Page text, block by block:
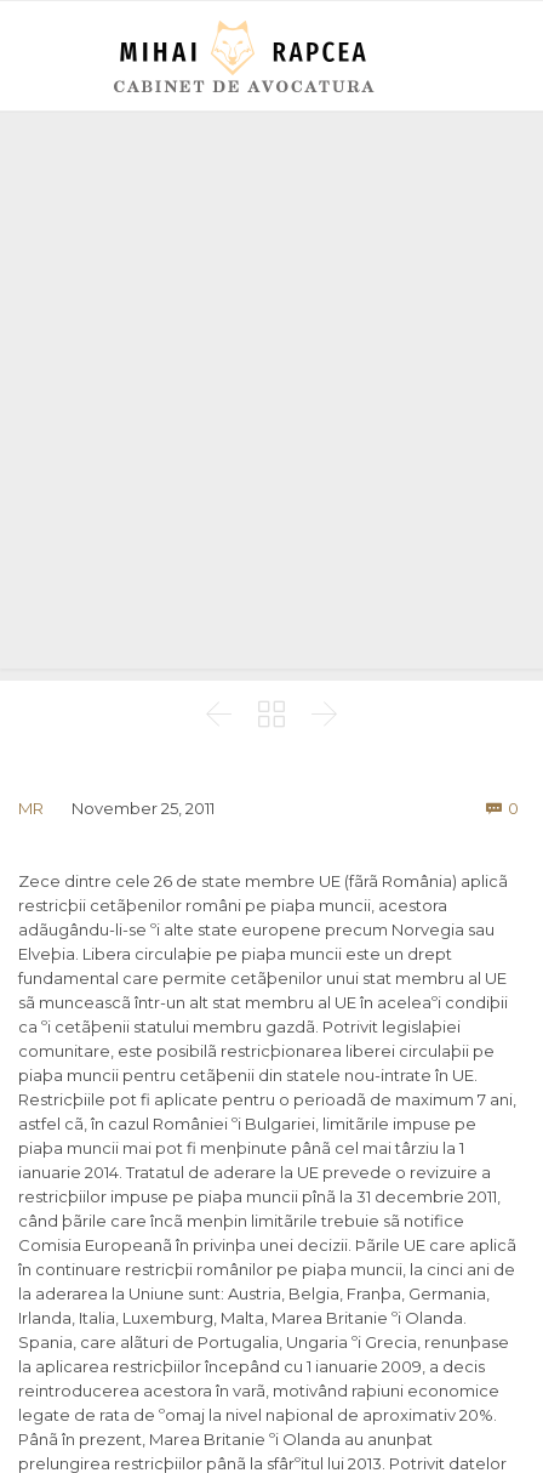
  
MR November 25, 2011  0
Zece dintre cele 26 de state membre UE (fãrã România) aplicã
restricþii cetãþenilor români pe piaþa muncii, acestora
adãugându-li-se ºi alte state europene precum Norvegia sau
Elveþia. Libera circulaþie pe piaþa muncii este un drept
fundamental care permite cetãþenilor unui stat membru al UE
sã munceascã într-un alt stat membru al UE în aceleaºi condiþii
ca ºi cetãþenii statului membru gazdã. Potrivit legislaþiei
comunitare, este posibilã restricþionarea liberei circulaþii pe
piaþa muncii pentru cetãþenii din statele nou-intrate în UE.
Restricþiile pot fi aplicate pentru o perioadã de maximum 7 ani,
astfel cã, în cazul României ºi Bulgariei, limitãrile impuse pe
piaþa muncii mai pot fi menþinute pânã cel mai târziu la 1
ianuarie 2014. Tratatul de aderare la UE prevede o revizuire a
restricþiilor impuse pe piaþa muncii pînã la 31 decembrie 2011,
când þãrile care încã menþin limitãrile trebuie sã notifice
Comisia Europeanã în privinþa unei decizii. Þãrile UE care aplicã
în continuare restricþii românilor pe piaþa muncii, la cinci ani de
la aderarea la Uniune sunt: Austria, Belgia, Franþa, Germania,
Irlanda, Italia, Luxemburg, Malta, Marea Britanie ºi Olanda.
Spania, care alãturi de Portugalia, Ungaria ºi Grecia, renunþase
la aplicarea restricþiilor începând cu 1 ianuarie 2009, a decis
reintroducerea acestora în varã, motivând raþiuni economice
legate de rata de ºomaj la nivel naþional de aproximativ 20%.
Pânã în prezent, Marea Britanie ºi Olanda au anunþat
prelungirea restricþiilor pânã la sfârºitul lui 2013. Potrivit datelor